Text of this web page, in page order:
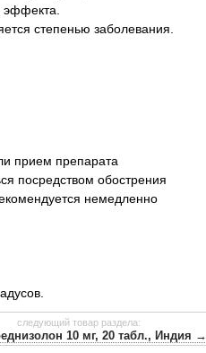
эффекта.
степенью заболевания.
прием препарата
посредством обострения
немедленно
следующий товар раздела:
10 мг, 20 табл., Индия →